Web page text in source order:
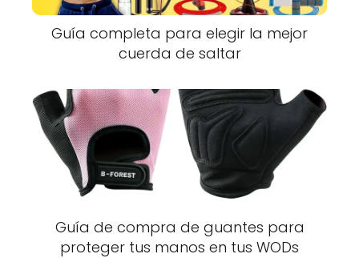
Guía completa para elegir la mejor
cuerda de saltar
Guía de compra de guantes para
proteger tus manos en tus WODs